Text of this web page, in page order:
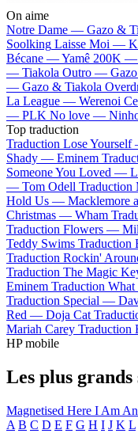
On aime
Notre Dame — Gazo &
Soolking Laisse Moi —
Bécane —Yamê 200K —
— Tiakola Outro —
— Gazo & Tiakola
La League — Werenoi
— PLK No love —
Top traduction
Traduction Lose
Shady — Eminem
Someone You Loved —
— Tom Odell
Hold Us — Macklemore
Christmas — Wham
Traduction Flowers —
Teddy Swims
Traduction Rockin'
Traduction The Magic
Eminem Traduction
Traduction Special —
Red — Doja Cat
Mariah Carey
HP mobile
Les plus grands
Magnetised Here I Am
A B C D E F G H I J K L